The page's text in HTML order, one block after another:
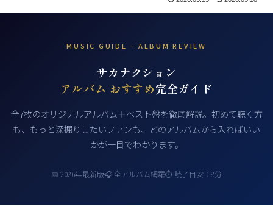
MUSIC GUIDE · ALBUM REVIEW
サカナクション
アルバム おすすめ完全ガイド
全7枚のオリジナルアルバム＋ベスト盤を徹底解説。初めて聴く方
も、もっと深掘りしたいファンも、どのアルバムから入ればいい
かが一目でわかります。
📅 2026年最新版🎧 全アルバム網羅⏱ 読了目安：8分